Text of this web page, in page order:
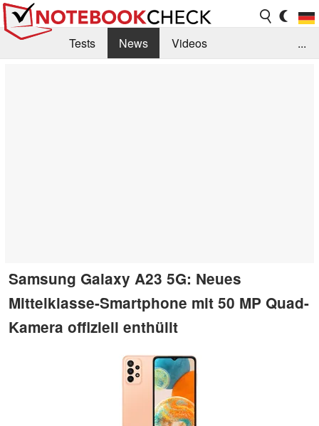
Tests News
Videos
...
Samsung Galaxy A23 5G: Neues
Mittelklasse-Smartphone mit 50 MP Quad-
Kamera offiziell enthüllt